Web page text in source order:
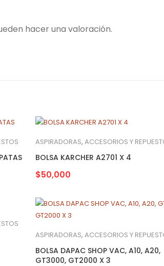
hacer una valoración.
ASPIRADORAS, ACCESORIOS Y
BOLSA KARCHER A2701 X 4
$50,000
ASPIRADORAS, ACCESORIOS Y
BOLSA DAPAC SHOP VAC, A10, A20,
GT3000, GT2000 X 3